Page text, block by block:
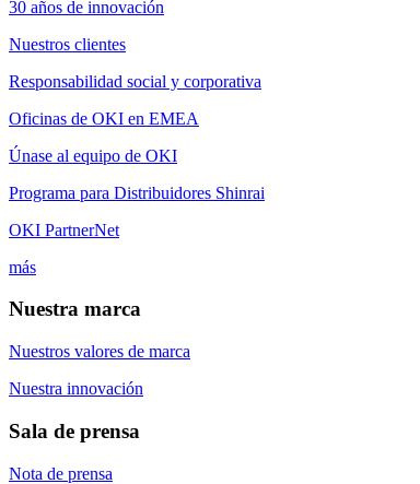
30 años de innovación
Nuestros clientes
Responsabilidad social y corporativa
Oficinas de OKI en EMEA
Únase al equipo de OKI
Programa para Distribuidores Shinrai
OKI PartnerNet
más
Nuestra marca
Nuestros valores de marca
Nuestra innovación
Sala de prensa
Nota de prensa